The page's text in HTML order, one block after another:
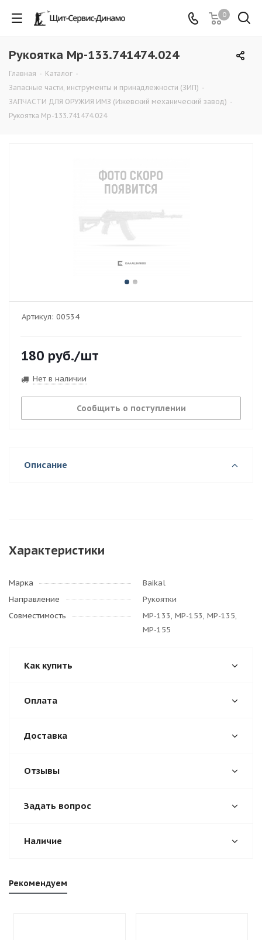
0
Рукоятка Мр-133.741474.024
Главная - Каталог -
Запасные части, инструменты и принадлежности (ЗИП) -
ЗАПЧАСТИ ДЛЯ ОРУЖИЯ ИМЗ (Ижевский механический завод) -
Рукоятка Мр-133.741474.024
Артикул: 00534
180 руб./шт
Нет в наличии
Сообщить о поступлении
Описание
Характеристики
Марка
Baikal
Направление
Рукоятки
Совместимость
МР-133, МР-153, МР-135,
МР-155
Как купить
Оплата
Доставка
Отзывы
Задать вопрос
Наличие
Рекомендуем